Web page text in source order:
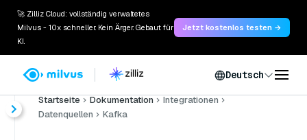
🚀 Zilliz Cloud: vollständig verwaltetes
Milvus - 10x schneller. Kein Ärger. Gebaut für
KI.
Jetzt kostenlos testen →
Deutsch
Startseite Dokumentation
Integrationen
Datenquellen
Kafka